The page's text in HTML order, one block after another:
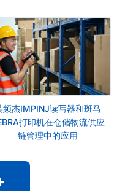
频杰IMPINJ读写器和斑马
打印机在仓储物流供应
链管理中的应用